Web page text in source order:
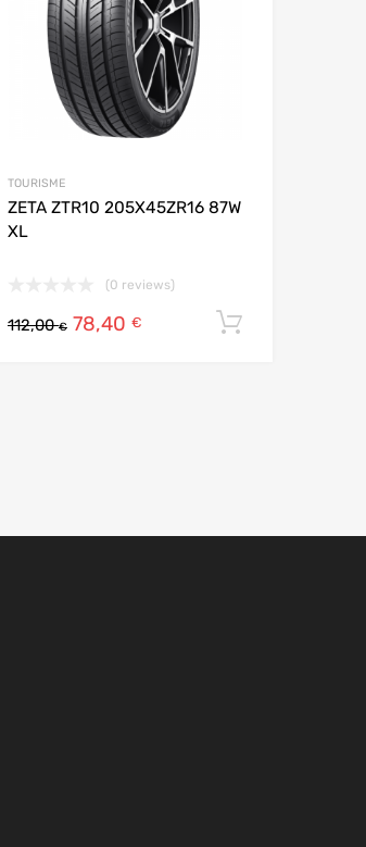
TOURISME
ZETA ZTR10 205X45ZR16 87W
XL
(0 reviews)
112,00€ 78,40 €